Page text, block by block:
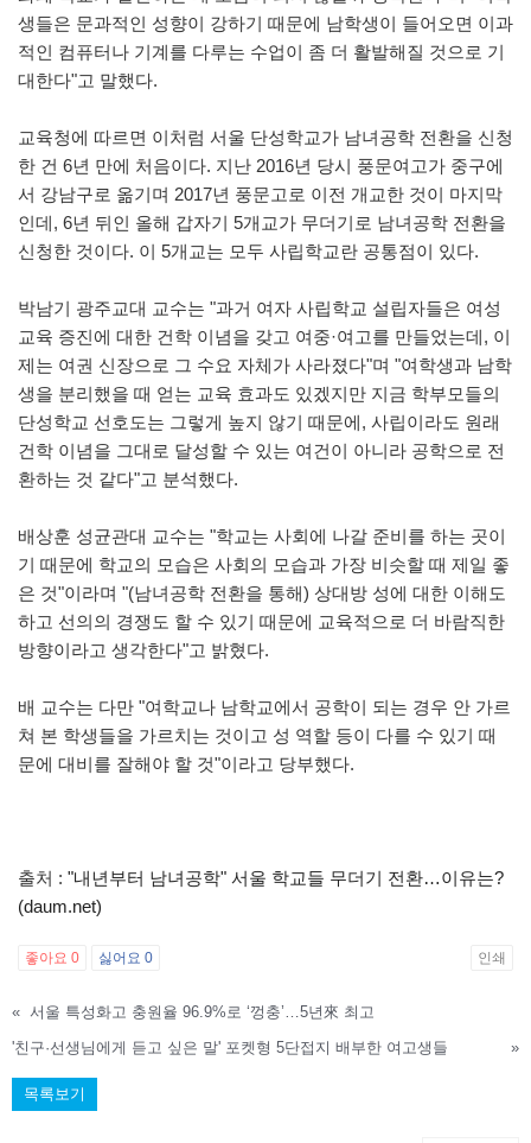
생들은 문과적인 성향이 강하기 때문에 남학생이 들어오면 이과
적인 컴퓨터나 기계를 다루는 수업이 좀 더 활발해질 것으로 기
대한다"고 말했다.
교육청에 따르면 이처럼 서울 단성학교가 남녀공학 전환을 신청
한 건 6년 만에 처음이다. 지난 2016년 당시 풍문여고가 중구에
서 강남구로 옮기며 2017년 풍문고로 이전 개교한 것이 마지막
인데, 6년 뒤인 올해 갑자기 5개교가 무더기로 남녀공학 전환을
신청한 것이다. 이 5개교는 모두 사립학교란 공통점이 있다.
박남기 광주교대 교수는 "과거 여자 사립학교 설립자들은 여성
교육 증진에 대한 건학 이념을 갖고 여중·여고를 만들었는데, 이
제는 여권 신장으로 그 수요 자체가 사라졌다"며 "여학생과 남학
생을 분리했을 때 얻는 교육 효과도 있겠지만 지금 학부모들의
단성학교 선호도는 그렇게 높지 않기 때문에, 사립이라도 원래
건학 이념을 그대로 달성할 수 있는 여건이 아니라 공학으로 전
환하는 것 같다"고 분석했다.
배상훈 성균관대 교수는 "학교는 사회에 나갈 준비를 하는 곳이
기 때문에 학교의 모습은 사회의 모습과 가장 비슷할 때 제일 좋
은 것"이라며 "(남녀공학 전환을 통해) 상대방 성에 대한 이해도
하고 선의의 경쟁도 할 수 있기 때문에 교육적으로 더 바람직한
방향이라고 생각한다"고 밝혔다.
배 교수는 다만 "여학교나 남학교에서 공학이 되는 경우 안 가르
쳐 본 학생들을 가르치는 것이고 성 역할 등이 다를 수 있기 때
문에 대비를 잘해야 할 것"이라고 당부했다.
출처 : "내년부터 남녀공학" 서울 학교들 무더기 전환…이유는?
(daum.net)
좋아요 0 싫어요 0 인쇄
« 서울 특성화고 충원율 96.9%로 ‘껑충’…5년來 최고
'친구·선생님에게 듣고 싶은 말' 포켓형 5단접지 배부한 여고생들
»
목록보기